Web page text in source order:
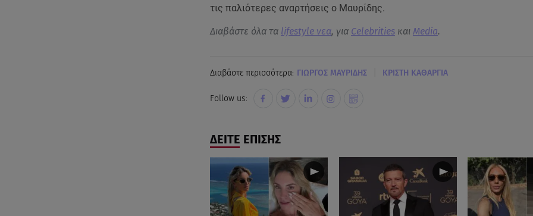
τις παλιότερες αναρτήσεις ο Μαυρίδης.
Διαβάστε όλα τα lifestyle νεα, για Celebritiesκαι Media.
Διαβάστε περισσότερα: ΓΙΩΡΓΟΣ ΜΑΥΡΙΔΗΣ ΚΡΙΣΤΗ ΚΑΘΑΡΓΙΑ
Follow us:
ΔΕΙΤΕ ΕΠΙΣΗΣ